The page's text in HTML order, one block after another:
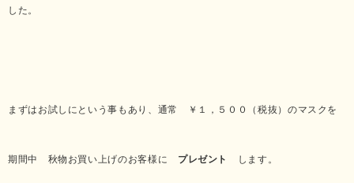
した。
まずはお試しにという事もあり、通常 ￥１，５００（税抜）のマスクを
期間中 秋物お買い上げのお客様に プレゼント します。